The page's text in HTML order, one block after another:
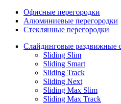
Офисные перегородки
Алюминиевые перегородки
Стеклянные перегородки
Слайдинговые раздвижные
Sliding Slim
Sliding Smart
Sliding Track
Sliding Next
Sliding Max Slim
Sliding Max Track